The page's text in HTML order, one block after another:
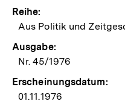
Reihe:
Aus Politik und
Ausgabe:
Nr. 45/1976
Erscheinungsdatum:
01.11.1976